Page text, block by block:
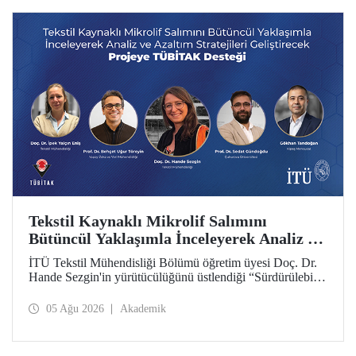
Tekstil Kaynaklı Mikrolif Salımını
Bütüncül Yaklaşımla İnceleyerek Analiz ve
Azaltım Stratejileri Geliştirecek Projeye
TÜBİTAK Desteği
İTÜ Tekstil Mühendisliği Bölümü öğretim üyesi Doç. Dr.
Hande Sezgin'in yürütücülüğünü üstlendiği “Sürdürülebilir
Koşullarına Bağlı Mikrolif Salımı: Aşınma, UV Maruziyeti
05 Ağu 2026 Akademik